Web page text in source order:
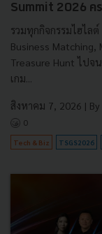
Summit 2026 คร
รวมทุกกิจกรรมไฮไล
Business Matching,
Treasure Hunt ไปจ
เกม...
สิงหาคม 7, 2026 | By
0
Tech & Biz TSGS2026